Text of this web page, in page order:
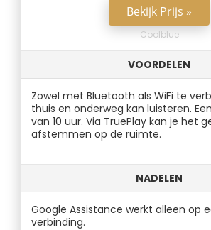
Bekijk Prijs »
Coolblue
VOORDELEN
Zowel met Bluetooth als WiFi te
thuis en onderweg kan luisteren.
van 10 uur. Via TruePlay kan je het
afstemmen op de ruimte.
NADELEN
Google Assistance werkt alleen op
verbinding.